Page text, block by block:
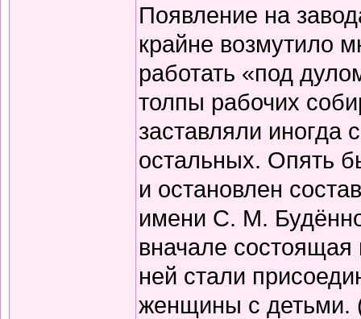
Появление на
крайне возмутило
работать «под
толпы рабочих
заставляли иногда
остальных. Опять
и остановлен
имени С. М.
вначале состоящая
ней стали
женщины с детьми.